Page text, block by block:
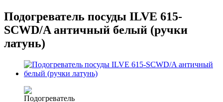
Подогреватель посуды ILVE 615-
SCWD/A античный белый (ручки
латунь)